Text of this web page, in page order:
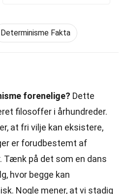
Determinisme Fakta
forenelige? Dette
filosoffer i århundreder.
at fri vilje kan eksistere,
er forudbestemt af
Tænk på det som en dans
hvor begge kan
Nogle mener, at vi stadig